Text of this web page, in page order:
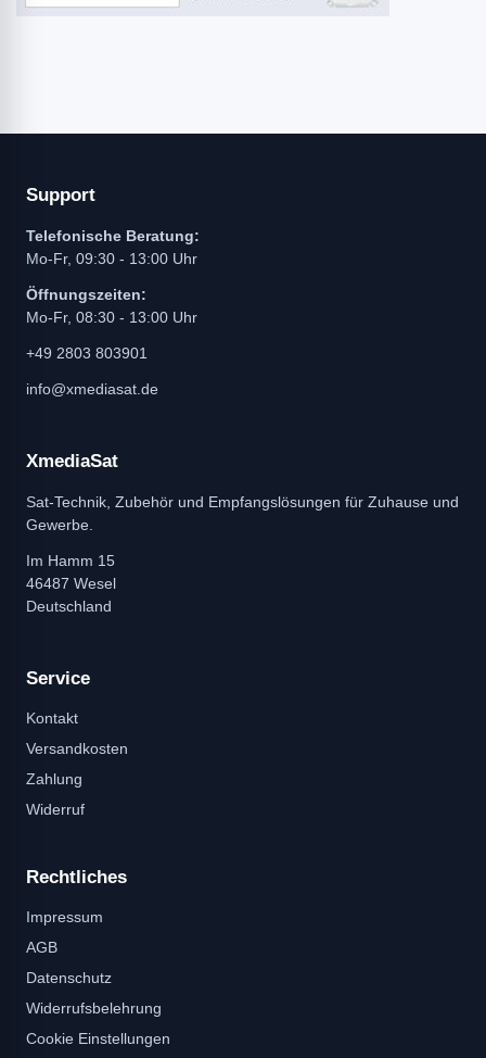
Support
Telefonische Beratung:
Mo-Fr, 09:30 - 13:00 Uhr
Öffnungszeiten:
Mo-Fr, 08:30 - 13:00 Uhr
+49 2803 803901
info@xmediasat.de
XmediaSat
Sat-Technik, Zubehör und Empfangslösungen für Zuhause und
Gewerbe.
Im Hamm 15
46487 Wesel
Deutschland
Service
Kontakt
Versandkosten
Zahlung
Widerruf
Rechtliches
Impressum
AGB
Datenschutz
Widerrufsbelehrung
Cookie Einstellungen